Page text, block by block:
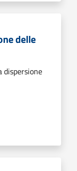
delle
dispersione